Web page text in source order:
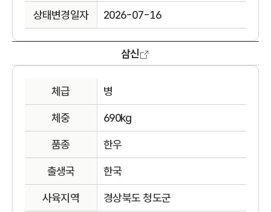
상태변경일자 2026-07-16
삼신
체급 병
체중 690kg
품종 한우
출생국 한국
사육지역 경상북도 청도군